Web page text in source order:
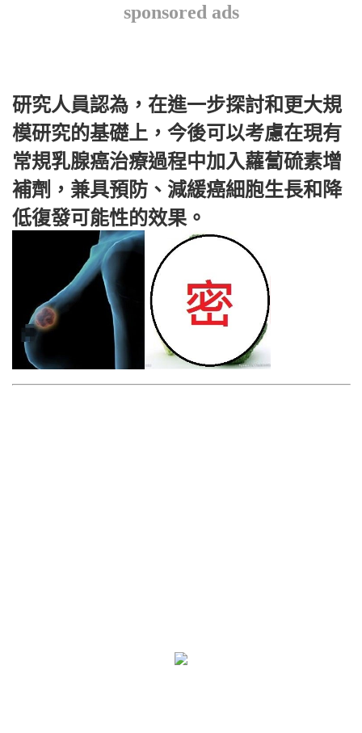
sponsored ads
研究人員認為，在進一步探討和更大規
模研究的基礎上，今後可以考慮在現有
常規乳腺癌治療過程中加入蘿蔔硫素增
補劑，兼具預防、減緩癌細胞生長和降
低復發可能性的效果。